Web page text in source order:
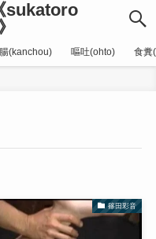
sukatoro
(kanchou) 嘔吐(ohto) 食糞
篠田彩音